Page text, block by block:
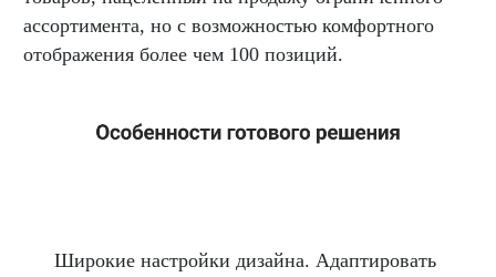
ассортимента, но с возможностью комфортного
отображения более чем 100 позиций.
Широкие настройки дизайна. Адаптировать